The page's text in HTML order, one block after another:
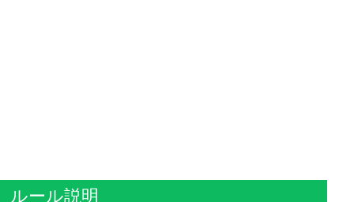
ルール説明